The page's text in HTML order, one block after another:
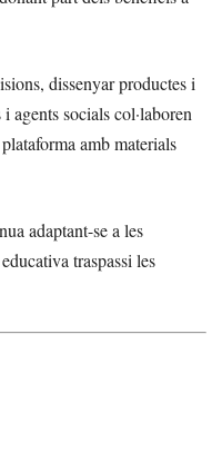
dissenyar productes i
agents socials col·laboren
amb materials
adaptant-se a les
traspassi les